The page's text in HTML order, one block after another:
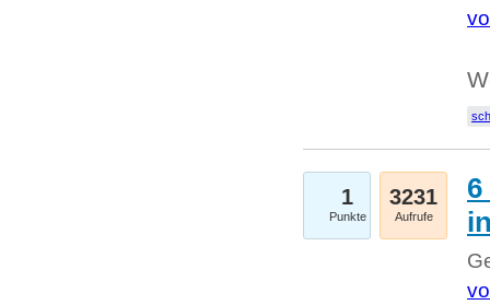
1
Punkte
3231
Aufrufe